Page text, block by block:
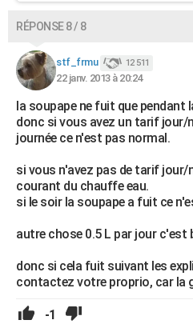
RÉPONSE 8 / 8
stf_frmu 12 511
22 janv. 2013 à 20:24
la soupape ne fuit que pendant
donc si vous avez un tarif jour/
journée ce n'est pas normal.
si vous n'avez pas de tarif jour/
courant du chauffe eau.
si le soir la soupape a fuit ce
autre chose 0.5 L par jour c'est
donc si cela fuit suivant les
contactez votre proprio, car la
-1